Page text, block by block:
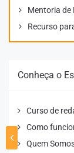
Mentoria de
Recurso
Conheça o
Curso de
Como
Quem